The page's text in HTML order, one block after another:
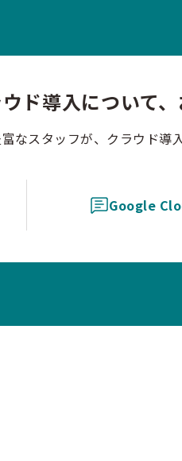
ド導入について
なスタッフが、クラウド導
Google